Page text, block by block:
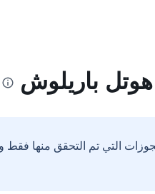
باريلوش
التي تم التحقق منها